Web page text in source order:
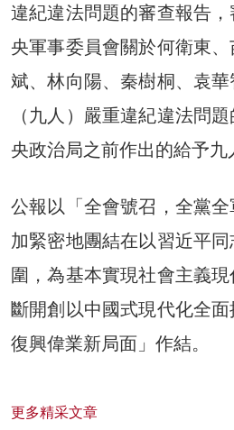
違紀違法問題的審查報告
央軍事委員會關於何衛東
斌、林向陽、秦樹桐、袁
（九人）嚴重違紀違法問
央政治局之前作出的給予九
公報以「全會號召，全黨
加緊密地團結在以習近平
圍，為基本實現社會主義
斷開創以中國式現代化全
復興偉業新局面」作結。
更多精采文章